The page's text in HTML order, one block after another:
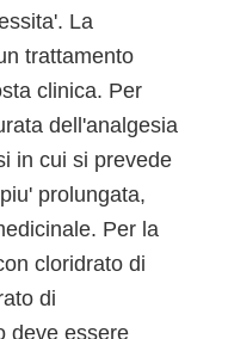
La
trattamento
clinica. Per
dell'analgesia
in cui si prevede
prolungata,
Per la
cloridrato di
di
deve essere